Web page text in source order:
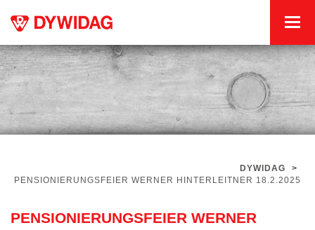
DYWIDAG
>
PENSIONIERUNGSFEIER WERNER HINTERLEITNER 18.2.2025
PENSIONIERUNGSFEIER WERNER